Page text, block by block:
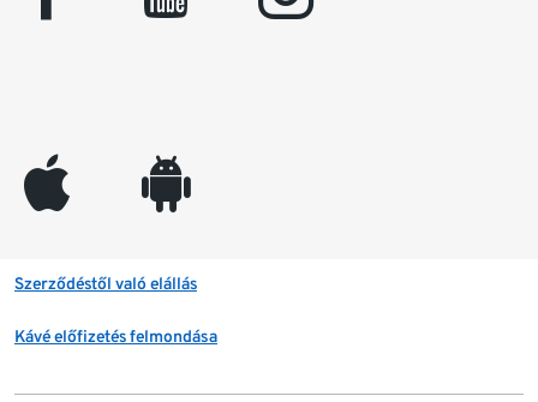
appleinc android
Szerződéstől való elállás
Kávé előfizetés felmondása